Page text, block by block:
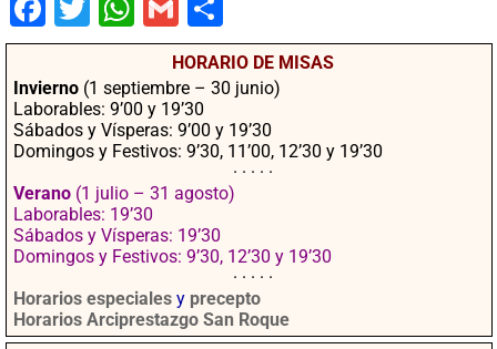
Fac
ebo
ok
Twit
ter
Wha
tsA
pp
Gm
ail
mpa
rtir
HORARIO DE MISAS
Invierno (1 septiembre – 30 junio)
Laborables: 9’00 y 19’30
Sábados y Vísperas: 9’00 y 19’30
Domingos y Festivos: 9’30, 11’00, 12’30 y 19’30
· · · · ·
Verano (1 julio – 31 agosto)
Laborables: 19’30
Sábados y Vísperas: 19’30
Domingos y Festivos: 9’30, 12’30 y 19’30
· · · · ·
Horarios especiales y precepto
Horarios Arciprestazgo San Roque